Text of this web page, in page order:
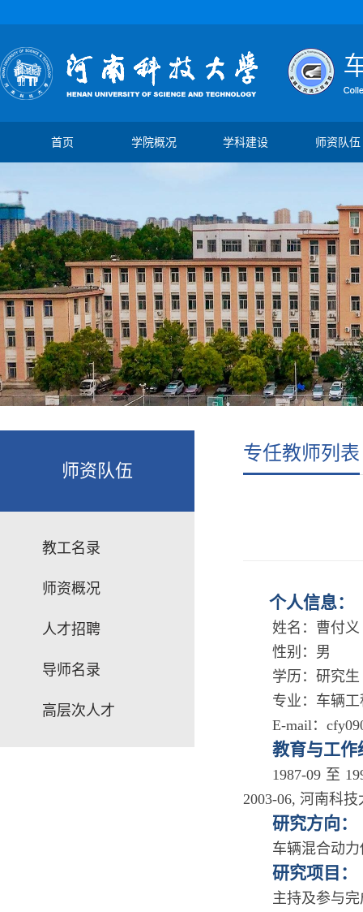
首页 学院概况 学科建设 师资队伍
师资队伍
教工名录
师资概况
人才招聘
导师名录
高层次人才
专任教师列表
个人信息：
姓名：曹付义
性别：男
学历：研究
专业：车辆工
E-mail：
教育与工作
1987-09 至
2003-06, 河南科
研究方向：
车辆混合动
研究项目：
主持及参与